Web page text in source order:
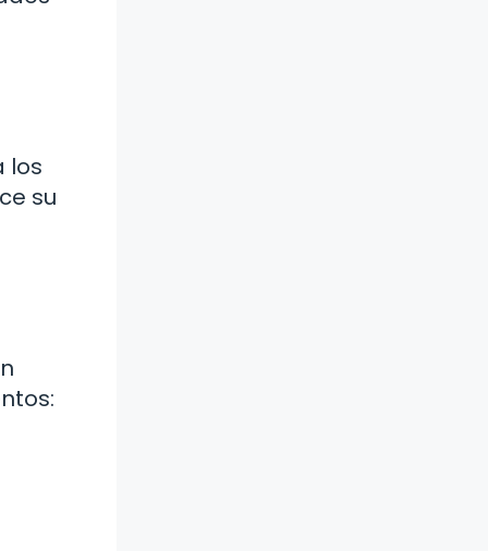
los
su